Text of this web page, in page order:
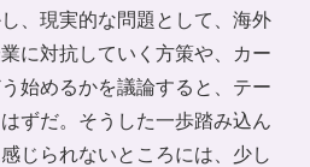
、現実的な問題として、海外
に対抗していく方策や、カー
始めるかを議論すると、テー
ずだ。そうした一歩踏み込ん
じられないところには、少し